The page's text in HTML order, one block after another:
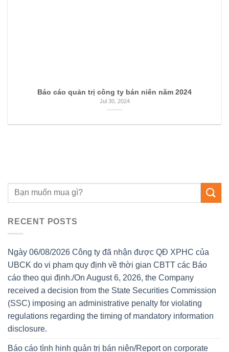
Báo cáo quản trị công ty bán niên năm 2024
Jul 30, 2024
RECENT POSTS
Ngày 06/08/2026 Công ty đã nhận được QĐ XPHC của
UBCK do vi pham quy định về thời gian CBTT các Báo
cáo theo qui định./On August 6, 2026, the Company
received a decision from the State Securities Commission
(SSC) imposing an administrative penalty for violating
regulations regarding the timing of mandatory information
disclosure.
Báo cáo tình hinh quản trị bán niên/Report on corporate